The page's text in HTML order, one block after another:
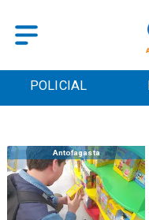
POLICIAL
Antofagasta